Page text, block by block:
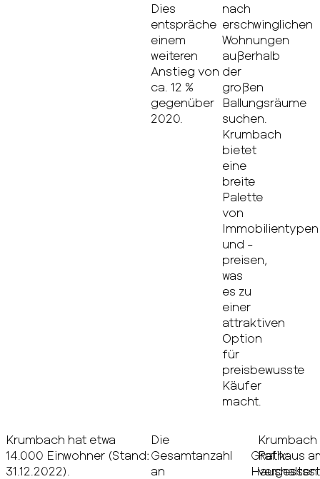
Dies
entspräche
einem
weiteren
Anstieg von
ca. 12 %
gegenüber
2020.
nach
erschwinglichen
Wohnungen
außerhalb
der
großen
Ballungsräume
suchen.
Krumbach
bietet
eine
breite
Palette
von
Immobilientypen
und -
preisen,
was
es zu
einer
attraktiven
Option
für
preisbewusste
Käufer
macht.
Krumbach hat etwa
14.000 Einwohner (Stand:
31.12.2022).
Die
Gesamtanzahl
an
Grafik:
Rathaus